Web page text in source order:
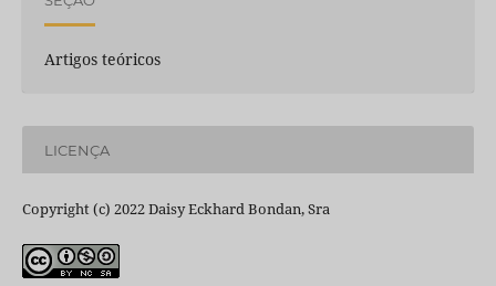
Artigos teóricos
LICENÇA
Copyright (c) 2022 Daisy Eckhard Bondan, Sra